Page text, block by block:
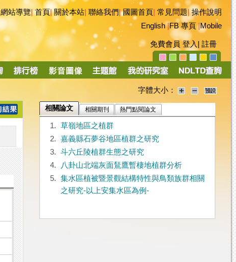
網站導覽|首頁|關於本站 聯絡我們|國圖首頁 常見問題|操作說明
English|FB 專頁|Mobile
免費會員 登入 註冊
字體大小：
相關論文 相關期刊 熱門點閱論文
1.
草嶺地區之植群
2.
嘉義縣石夢谷地區植群之研究
3.
斗六丘陵植群生態之研究
4.
八卦山北端灰面鵟鷹暫棲地植群分析
5.
集水區植被暨景觀結構特性與鳥類族群相關
之研究-以上安集水區為例-